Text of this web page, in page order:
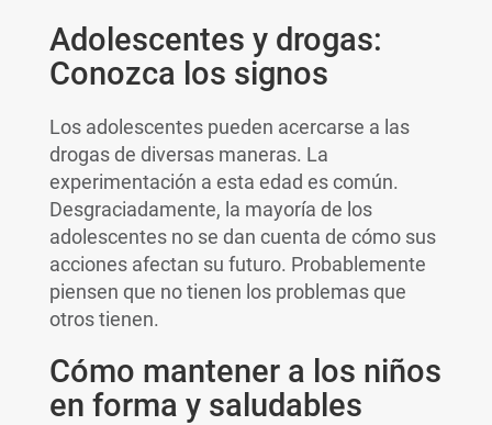
Adolescentes y drogas:
Conozca los signos
Los adolescentes pueden acercarse a las
drogas de diversas maneras. La
experimentación a esta edad es común.
Desgraciadamente, la mayoría de los
adolescentes no se dan cuenta de cómo sus
acciones afectan su futuro. Probablemente
piensen que no tienen los problemas que
otros tienen.
Cómo mantener a los niños
en forma y saludables